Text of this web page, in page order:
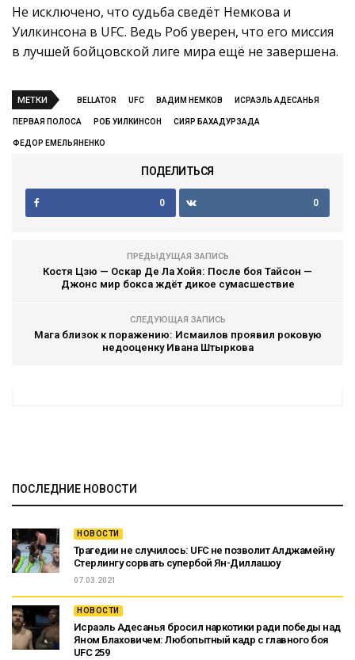
Не исключено, что судьба сведёт Немкова и
Уилкинсона в UFC. Ведь Роб уверен, что его миссия
в лучшей бойцовской лиге мира ещё не завершена.
МЕТКИ BELLATOR UFC ВАДИМ НЕМКОВ ИСРАЭЛЬ АДЕСАНЬЯ
ПЕРВАЯ ПОЛОСА РОБ УИЛКИНСОН СИЯР БАХАДУРЗАДА
ФЕДОР ЕМЕЛЬЯНЕНКО
ПОДЕЛИТЬСЯ
0 0
ПРЕДЫДУЩАЯ ЗАПИСЬ
Костя Цзю — Оскар Де Ла Хойя: После боя Тайсон —
Джонс мир бокса ждёт дикое сумасшествие
СЛЕДУЮЩАЯ ЗАПИСЬ
Мага близок к поражению: Исмаилов проявил роковую
недооценку Ивана Штыркова
ПОСЛЕДНИЕ НОВОСТИ
НОВОСТИ
Трагедии не случилось: UFC не позволит Алджамейну
Стерлингу сорвать супербой Ян-Диллашоу
07.03.2021
НОВОСТИ
Исраэль Адесанья бросил наркотики ради победы над
Яном Блаховичем: Любопытный кадр с главного боя
UFC 259